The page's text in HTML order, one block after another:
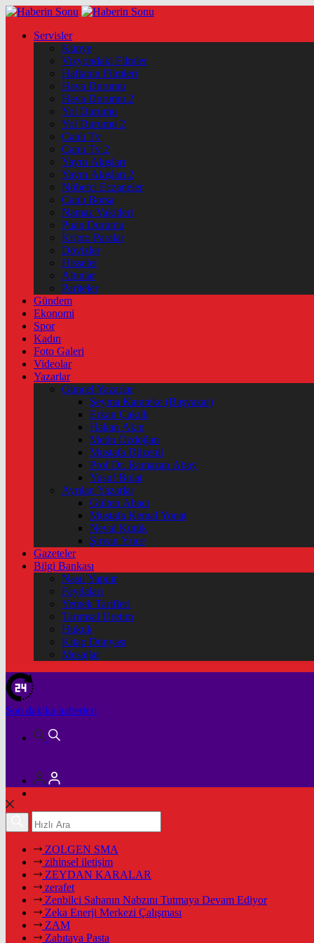
Servisler
Künye
Vizyondaki Filmler
Haftanin Filmleri
Hava Durumu
Hava Durumu 2
Yol Durumu
Yol Durumu 2
Canlı Tv
Canlı Tv 2
Yayın Akışları
Yayın Akışları 2
Nöbetçi Eczaneler
Canlı Borsa
Namaz Vakitleri
Puan Durumu
Kripto Paralar
Dövizler
Hisseler
Altınlar
Pariteler
Gündem
Ekonomi
Spor
Kadın
Foto Galeri
Videolar
Yazarlar
Güncel Yazarlar
Şeyma Karateke (Başyazar)
Erkan Çakıllı
Hakan Akın
Metin Özdoğan
Mustafa Düzenli
Prof Dr. Ramazan Abay
Yusuf Bolat
Ayrılan Yazarlar
Gülten Abacı
Mustafa Kemal Yonat
Neval Kütük
Şirvan Yüce
Gazeteler
Bilgi Bankası
Nasıl Yapılır
Faydaları
Yemek Tarifleri
Tarımsal Üretim
Hukuk
Kitap Dünyası
Mesajlar
Son dakika haberleri
ZOLGEN SMA
zihinsel iletişim
ZEYDAN KARALAR
zerafet
Zenbilci Sahanın Nabzını Tutmaya Devam Ediyor
Zeka Enerji Merkezi Çalışması
ZAM
Zabıtaya Pasta